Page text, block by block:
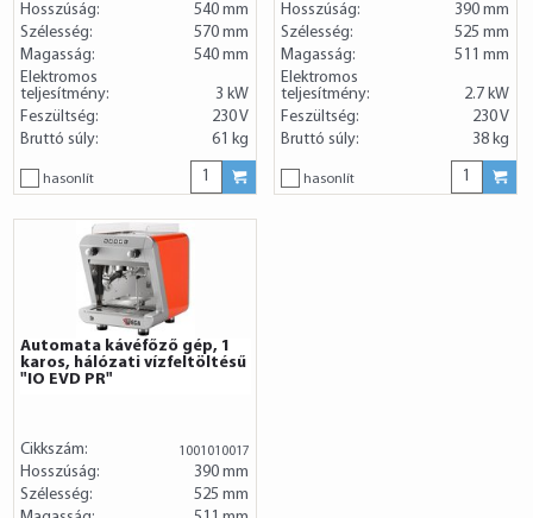
Hosszúság:
540 mm
Szélesség:
570 mm
Magasság:
540 mm
Elektromos
teljesítmény:
3 kW
Feszültség:
230 V
Bruttó súly:
61 kg
hasonlít
Hosszúság:
390 mm
Szélesség:
525 mm
Magasság:
511 mm
Elektromos
teljesítmény:
2.7 kW
Feszültség:
230 V
Bruttó súly:
38 kg
hasonlít
Automata kávéfőző gép, 1
karos, hálózati vízfeltöltésű
"IO EVD PR"
Cikkszám: 1001010017
Hosszúság:
390 mm
Szélesség:
525 mm